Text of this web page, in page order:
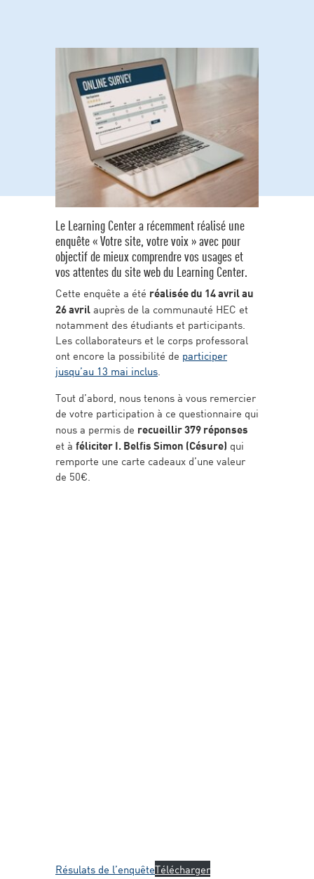
Le Learning Center a récemment réalisé une
enquête « Votre site, votre voix » avec pour
objectif de mieux comprendre vos usages et
vos attentes du site web du Learning Center.
Cette enquête a été réalisée du 14 avril au
26 avrilauprès de la communauté HEC et
notamment des étudiants et participants.
Les collaborateurs et le corps professoral
ont encore la possibilité de participer
jusqu’au 13 mai inclus.
Tout d’abord, nous tenons à vous remercier
de votre participation à ce questionnaire qui
nous a permis de recueillir 379 réponses
et à féliciter I. Belfis Simon (Césure) qui
remporte une carte cadeaux d’une valeur
de 50€.
Résulats de l’enquêteTélécharger